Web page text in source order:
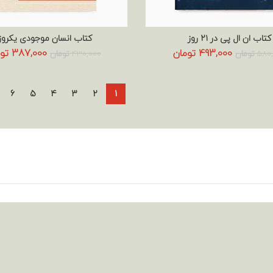
افزودن به سبد خرید
کتاب ان ال پی در ۲۱ روز
تومان قیمت
493,000 تومانقیمت
افزودن به سبد خرید
کتاب انسان موجودی
430,000تومان قیمت
بود.
387,000
1
2
3
4
5
6